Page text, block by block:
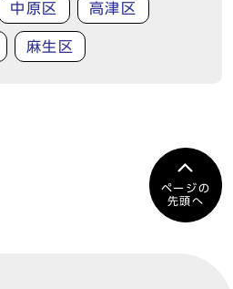
中原区 高津区
麻生区
ページの
先頭へ